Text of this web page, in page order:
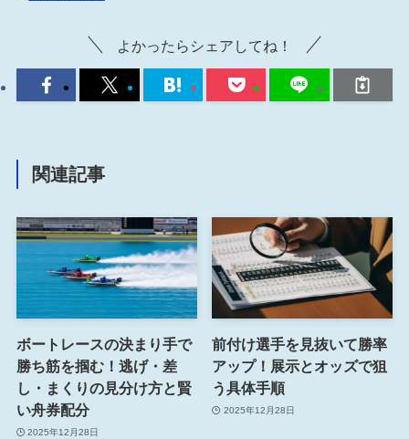
よかったらシェアしてね！
関連記事
ボートレースの決まり手で
勝ち筋を掴む！逃げ・差
し・まくりの見分け方と賢
い舟券配分
2025年12月28日
前付け選手を見抜いて勝率
アップ！展示とオッズで狙
う具体手順
2025年12月28日